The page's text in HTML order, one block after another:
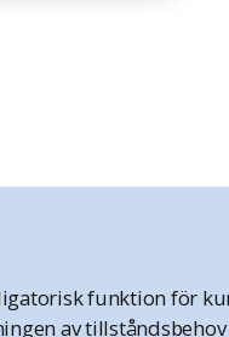
funktion för
av